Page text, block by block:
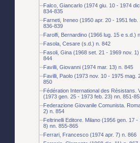
Falco, Giancarlo (1974 giu. 10 - 1974
834-835
Farneti, Ireneo (1950 apr. 20 - 1951 feb.
836-839
Farolfi, Bernardino (1966 lug. 15 e s.d.)
Fasola, Cesare (s.d.) n. 842
Fasoli, Gina (1968 set. 21 - 1969 nov.
844
Favilli, Giovanni (1974 mar. 13) n. 845
Favilli, Paolo (1973 nov. 10 - 1975 mag.
850
Fédération International des Résistans.
(1973 gen. 25 - 1973 feb. 23) nn. 851-
Federazione Giovanile Comunista.
2) n. 854
Feltrinelli Editore. Milano (1956 gen. 17 -
8) nn. 855-865
Ferrari, Francesco (1974 apr. 7) n. 866